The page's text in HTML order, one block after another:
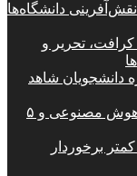
دانشگاه‌ها
کرافت، تحریر و
دانشجویان شاهد
سرمایه‌گذاری روی هسته‌های نخبگانی هوش مصنوعی و ۵
برخوردار